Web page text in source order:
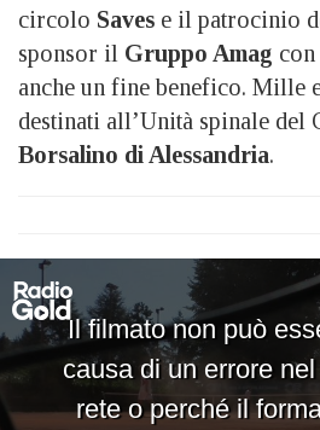
circolo Saves e il patrocinio
sponsor il Gruppo Amag con
anche un fine benefico. Mille
destinati all’Unità spinale
Borsalino di Alessandria.